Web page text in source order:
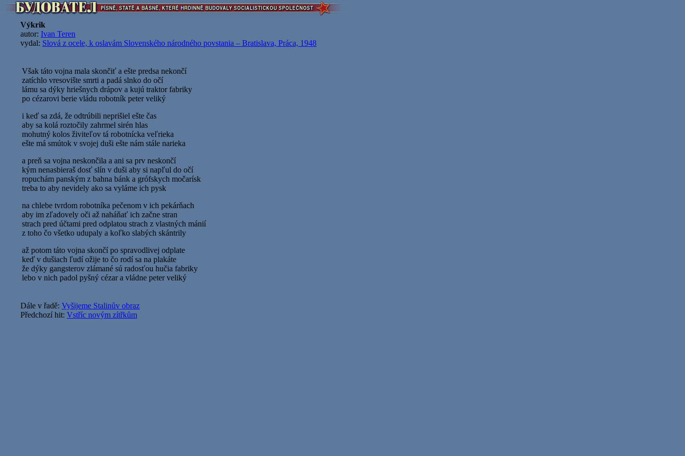
Výkrik
autor: Ivan Teren
vydal: Slová z ocele, k oslavám Slovenského národného povstania – Bratislava, Práca, 1948
Však táto vojna mala skončiť a ešte predsa nekončí
zatíchlo vresovište smrti a padá slnko do očí
lámu sa dýky hriešnych drápov a kujú traktor fabriky
po cézarovi berie vládu robotník peter veliký
i keď sa zdá, že odtrúbili neprišiel ešte čas
aby sa kolá roztočily zahrmel sirén hlas
mohutný kolos živiteľov tá robotnícka veľrieka
ešte má smútok v svojej duši ešte nám stále narieka
a preň sa vojna neskončila a ani sa prv neskončí
kým nenasbieraš dosť slín v duši aby si napľul do očí
ropuchám panským z bahna bánk a grófskych močarísk
treba to aby nevidely ako sa vyláme ich pysk
na chlebe tvrdom robotníka pečenom v ich pekárňach
aby im zľadovely oči až naháňať ich začne stran
strach pred účtami pred odplatou strach z vlastných mánií
z toho čo všetko udupaly a koľko slabých skántrily
až potom táto vojna skončí po spravodlivej odplate
keď v dušiach ľudí ožije to čo rodí sa na plakáte
že dýky gangsterov zlámané sú radosťou hučia fabriky
lebo v nich padol pyšný cézar a vládne peter veliký
Dále v řadě: Vyšijeme Stalinův obraz
Předchozí hit: Vstříc novým zítřkům